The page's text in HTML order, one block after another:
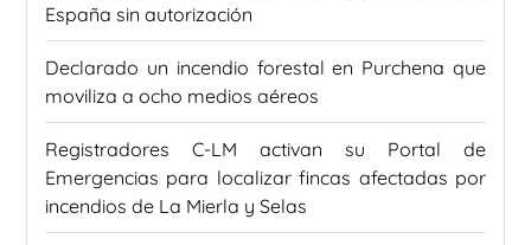
España sin autorización
Declarado un incendio forestal en Purchena que
moviliza a ocho medios aéreos
Registradores C-LM activan su Portal de
Emergencias para localizar fincas afectadas por
incendios de La Mierla y Selas